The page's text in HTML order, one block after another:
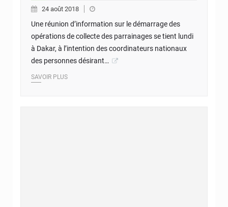
24 août 2018
Une réunion d’information sur le démarrage des
opérations de collecte des parrainages se tient lundi
à Dakar, à l’intention des coordinateurs nationaux
des personnes désirant…
SAVOIR PLUS